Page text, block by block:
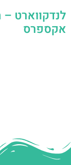
לנדקווארט
אקספרס